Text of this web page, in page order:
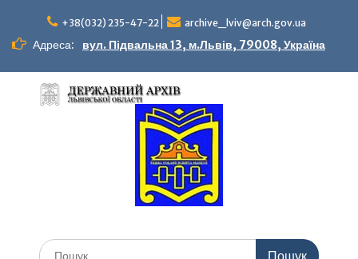
вмісту
+38(032) 235-47-22 archive_lviv@arch.gov.ua
Адреса: вул. Підвальна 13, м.Львів, 79008, Україна
Шукати: